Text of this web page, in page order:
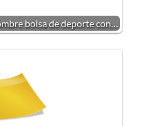
bolsa de deporte con…